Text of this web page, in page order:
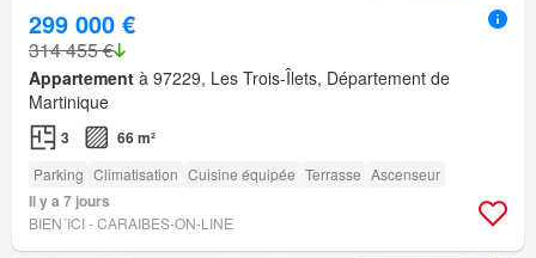
299 000 €
314 455 €
Appartement à 97229, Les Trois-Îlets, Département de
Martinique
3 66 m²
Parking Climatisation Cuisine équipée Terrasse Ascenseur
Il y a 7 jours
BIEN´ICI - CARAIBES-ON-LINE